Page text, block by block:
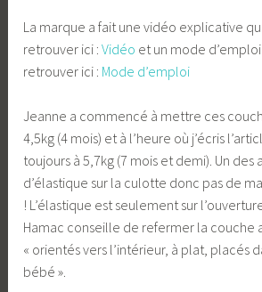
La marque a fait une vidéo explicative
retrouver ici :Vidéo et un mode
retrouver ici : Mode d’emploi
Jeanne a commencé à mettre ces
4,5kg (4 mois) et à l’heure où j’écris
toujours à 5,7kg (7 mois et demi). Un des
d’élastique sur la culotte donc pas de
! L’élastique est seulement sur
Hamac conseille de refermer la couche
« orientés vers l’intérieur, à plat, placés
bébé ».